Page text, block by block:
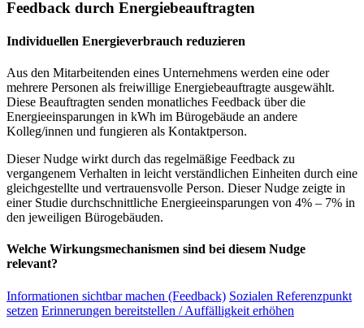
Feedback durch Energiebeauftragten
Individuellen Energieverbrauch reduzieren
Aus den Mitarbeitenden eines Unternehmens werden eine oder
mehrere Personen als freiwillige Energiebeauftragte ausgewählt.
Diese Beauftragten senden monatliches Feedback über die
Energieeinsparungen in kWh im Bürogebäude an andere
Kolleg/innen und fungieren als Kontaktperson.
Dieser Nudge wirkt durch das regelmäßige Feedback zu
vergangenem Verhalten in leicht verständlichen Einheiten durch eine
gleichgestellte und vertrauensvolle Person. Dieser Nudge zeigte in
einer Studie durchschnittliche Energieeinsparungen von 4% – 7% in
den jeweiligen Bürogebäuden.
Welche Wirkungsmechanismen sind bei diesem Nudge
relevant?
Informationen sichtbar machen (Feedback) Sozialen Referenzpunkt
setzen Erinnerungen bereitstellen / Auffälligkeit erhöhen